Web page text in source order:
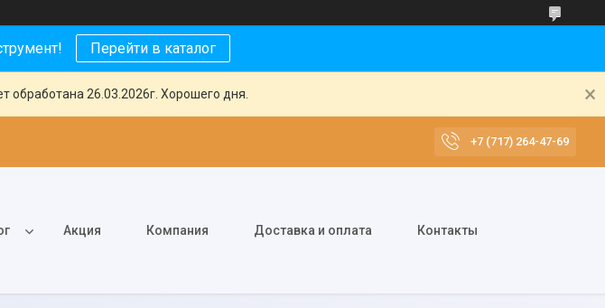
Перейти в каталог
обработана 26.03.2026г. Хорошего дня.
+7 (717) 264-47-69
Акция Компания Доставка и оплата Контакты